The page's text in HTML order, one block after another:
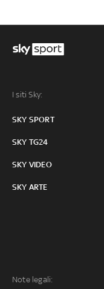
I siti Sky:
SKY SPORT
SKY TG24
SKY VIDEO
SKY ARTE
Note legali: